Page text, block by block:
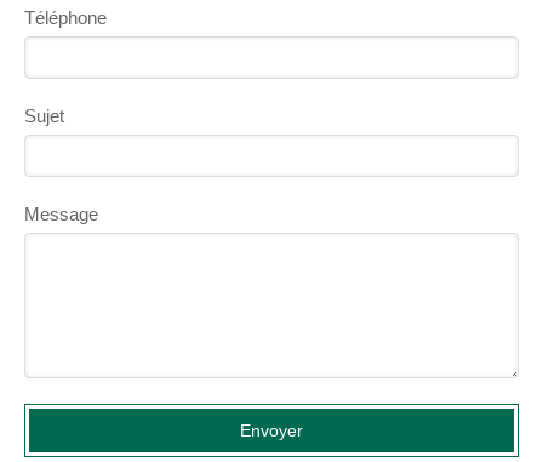
Téléphone
Sujet
Message
Envoyer